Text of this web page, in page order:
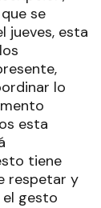
se
jueves, esta
lo
esta
tiene
respetar y
gesto